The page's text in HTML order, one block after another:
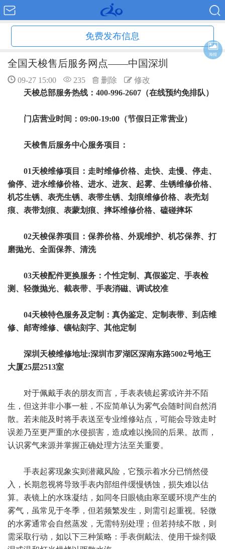
免费发布信息
全国天梭售后服务网点——中国深圳
09-27 15:00 235 删除
修改
天梭总部服务热线：400-996-2607（在线预约免排队）
门店营业时间：09:00-19:00（节假日正常营业）
天梭售后服务中心服务项目：
01天梭维修项目：走时维修价格、走快、走慢、停走、
偷停、进水维修价格、进水、进灰、起雾、生锈维修价格、
机芯生锈、表壳生锈、表带生锈、划痕维修价格、表壳划
痕、表带划痕、表蒙划痕、摔坏维修价格、磕碰摔坏
02天梭保养项目：保养价格、外观维护、机芯保养、打
磨抛光、全面保养、清洗
03天梭配件更换服务：个性定制、真假鉴定、手表检
测、轻微抛光、截表带、手表消磁、调试校准
04天梭特色服务及定制：真伪鉴定、定制表带、到店维
修、邮寄维修、镶钻刻字、其他定制
深圳天梭维修地址:深圳市罗湖区深南东路5002号地王
大厦25层2513室
对于佩戴手表的朋友而言，手表表镜起雾或许并不陌
生，但这并非小事一桩，不应简单认为雾气会随时间自然消
散。若未能及时将手表送至专业维修站点，可能会导致走时
误差乃至更严重的水侵损害，造成难以挽回的后果。故而，
认识雾气来源并掌握正确处理方法至关重要。
手表起雾现象实则潜藏风险，它预示着水分已悄然侵
入，长期忽视将导致手表内部组件缓慢锈蚀，损失难以估
算。表镜上的水珠凝结，如同冬日眼镜由寒至暖环境产生的
雾气，虽常见于冬季，但若频繁发生，则需引起重视。轻微
的水雾通常会自然蒸发，无需特别处理；但若持续不散，则
需采取行动，如以下三种策略：手表倒戴法、使用干燥剂吸
海报